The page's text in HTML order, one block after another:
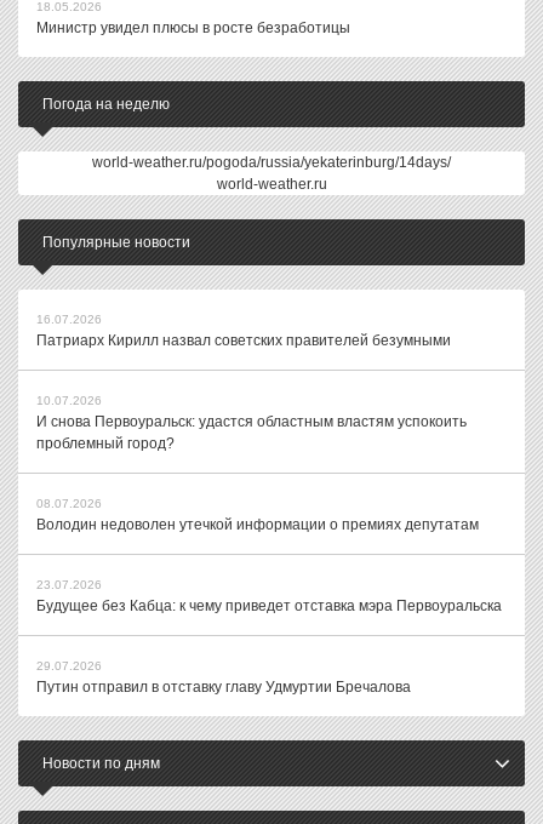
18.05.2026
Министр увидел плюсы в росте безработицы
Погода на неделю
world-weather.ru/pogoda/russia/yekaterinburg/14days/
world-weather.ru
Популярные новости
16.07.2026
Патриарх Кирилл назвал советских правителей безумными
10.07.2026
И снова Первоуральск: удастся областным властям успокоить
проблемный город?
08.07.2026
Володин недоволен утечкой информации о премиях депутатам
23.07.2026
Будущее без Кабца: к чему приведет отставка мэра Первоуральска
29.07.2026
Путин отправил в отставку главу Удмуртии Бречалова
Новости по дням